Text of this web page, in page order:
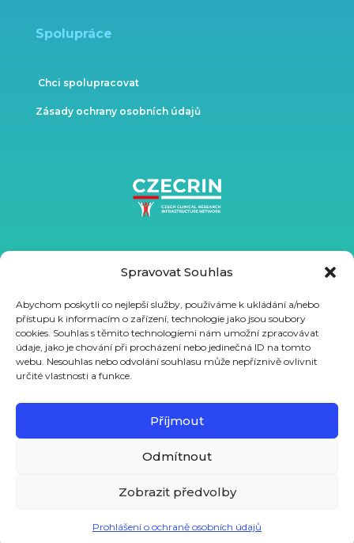
Spravovat Souhlas
Abychom poskytli co nejlepší služby, používáme k ukládání a/nebo
přístupu k informacím o zařízení, technologie jako jsou soubory
cookies. Souhlas s těmito technologiemi nám umožní zpracovávat
údaje, jako je chování při procházení nebo jedinečná ID na tomto
webu. Nesouhlas nebo odvolání souhlasu může nepříznivě ovlivnit
určité vlastnosti a funkce.
Příjmout
Odmítnout
Zobrazit předvolby
Prohlášení o ochraně osobních údajů
Spolupráce
Chci spolupracovat
Zásady ochrany osobních údajů
projektem VVI CZECRIN (LM2023049) a z Evropského sociálního
fondu a Evropského fondu regionálního rozvoje projektem
CZECRIN_PRO PACIENTY – zavádění inovativních moderních